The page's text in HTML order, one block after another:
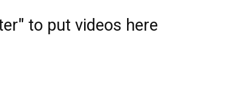
to put videos here